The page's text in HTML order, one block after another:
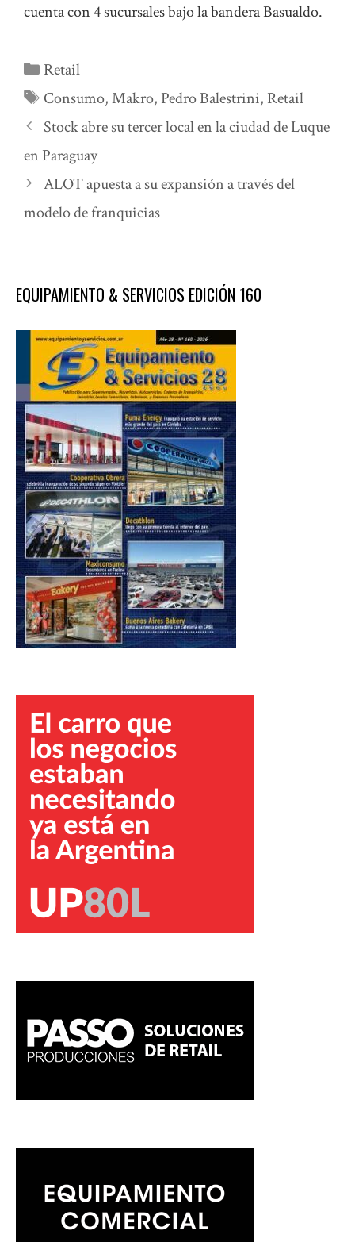
cuenta con 4 sucursales bajo la bandera Basualdo.
Categorías
Retail
Etiquetas
Consumo,Makro, Pedro Balestrini, Retail
Stock abre su tercer local en la ciudad de Luque
en Paraguay
ALOT apuesta a su expansión a través del
modelo de franquicias
EQUIPAMIENTO & SERVICIOS EDICIÓN 160